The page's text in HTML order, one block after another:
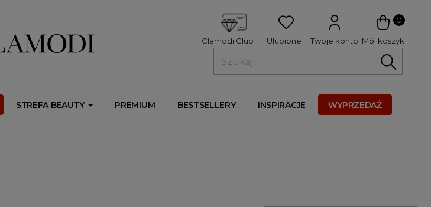
0
Mój koszyk
Twoje konto
Ulubione
Clamodi Club
STREFA BEAUTY PREMIUM BESTSELLERY INSPIRACJE WYPRZEDAŻ